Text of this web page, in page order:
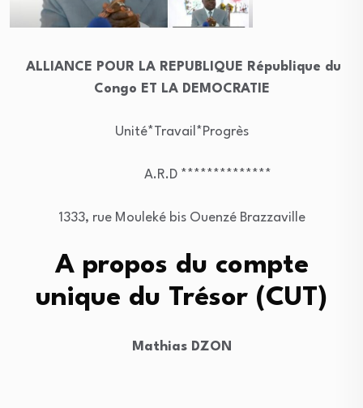
ALLIANCE POUR LA REPUBLIQUE République du
Congo ET LA DEMOCRATIE
Unité*Travail*Progrès
A.R.D **************
1333, rue Mouleké bis Ouenzé Brazzaville
A propos du compte
unique du Trésor (CUT)
Mathias DZON